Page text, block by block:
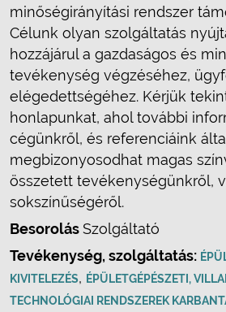
minőségirányítási rendszer
Célunk olyan szolgáltatás
hozzájárul a gazdaságos és
tevékenység végzéséhez,
elégedettségéhez. Kérjük
honlapunkat, ahol további
cégünkről, és referenciáink
megbizonyosodhat magas
összetett tevékenységünkről,
sokszínűségéről.
BesorolásSzolgáltató
Tevékenység, szolgáltatás:
KIVITELEZÉS, ÉPÜLETGÉPÉSZETI,
TECHNOLÓGIAI RENDSZEREK